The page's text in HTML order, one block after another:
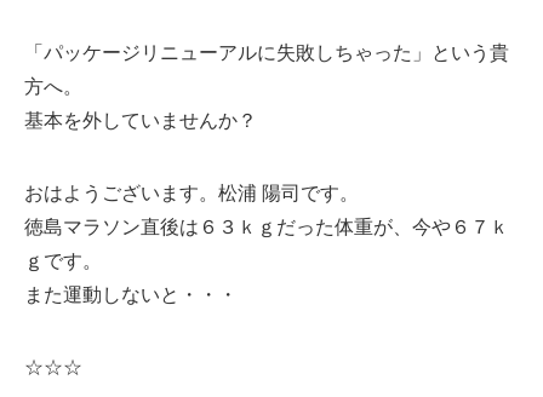
「パッケージリニューアルに失敗しちゃった」という貴
方へ。
基本を外していませんか？
おはようございます。松浦 陽司です。
徳島マラソン直後は６３ｋｇだった体重が、今や６７ｋ
ｇです。
また運動しないと・・・
☆☆☆